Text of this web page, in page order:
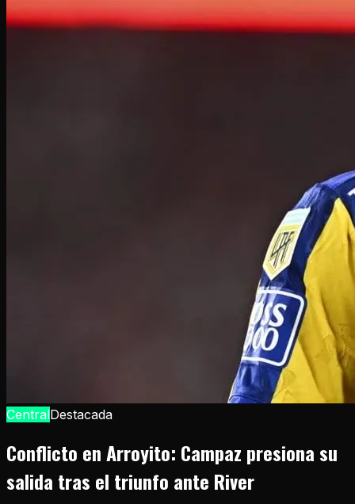
CentralDestacada
Conflicto en Arroyito: Campaz presiona su
salida tras el triunfo ante River